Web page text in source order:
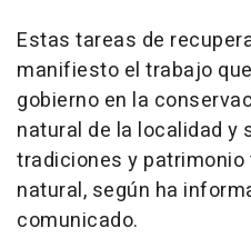
Estas tareas de
manifiesto el trabajo
gobierno en la
natural de la localidad y
tradiciones y
natural, según ha
comunicado.